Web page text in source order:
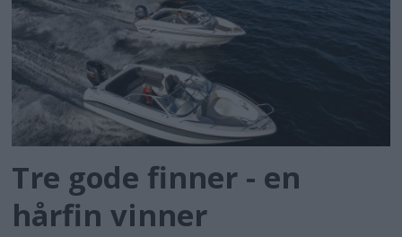
Tre gode finner - en
hårfin vinner